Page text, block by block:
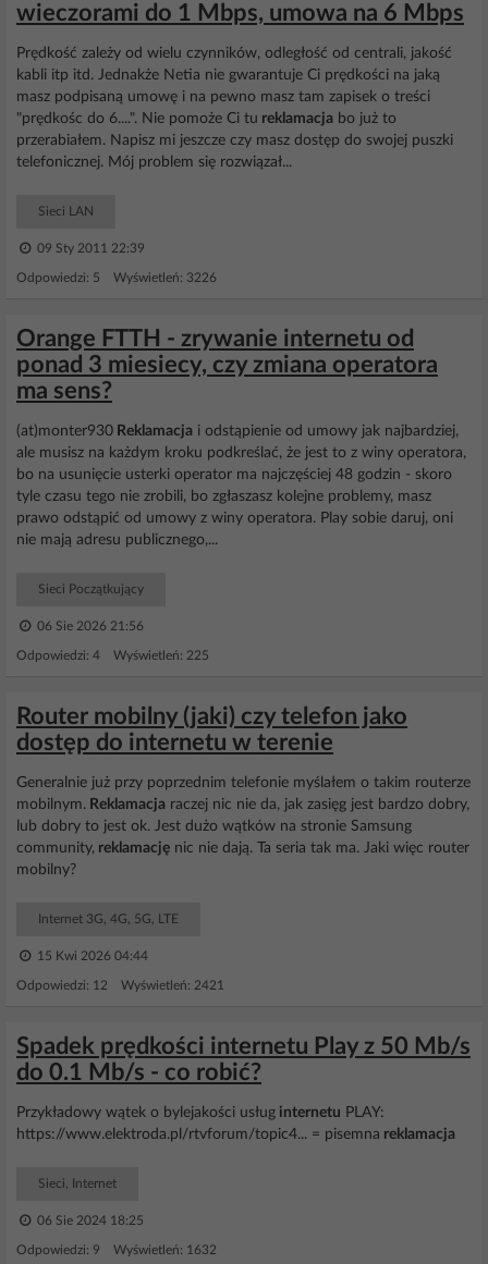
wieczorami do 1 Mbps, umowa na 6 Mbps
Prędkość zależy od wielu czynników, odległość od centrali, jakość
kabli itp itd. Jednakże Netia nie gwarantuje Ci prędkości na jaką
masz podpisaną umowę i na pewno masz tam zapisek o treści
"prędkośc do 6....". Nie pomoże Ci tu reklamacja bo już to
przerabiałem. Napisz mi jeszcze czy masz dostęp do swojej puszki
telefonicznej. Mój problem się rozwiązał...
Sieci LAN
09 Sty 2011 22:39
Odpowiedzi: 5 Wyświetleń: 3226
Orange FTTH - zrywanie internetu od
ponad 3 miesiecy, czy zmiana operatora
ma sens?
(at)monter930 Reklamacja i odstąpienie od umowy jak najbardziej,
ale musisz na każdym kroku podkreślać, że jest to z winy operatora,
bo na usunięcie usterki operator ma najczęściej 48 godzin - skoro
tyle czasu tego nie zrobili, bo zgłaszasz kolejne problemy, masz
prawo odstąpić od umowy z winy operatora. Play sobie daruj, oni
nie mają adresu publicznego,...
Sieci Początkujący
06 Sie 2026 21:56
Odpowiedzi: 4 Wyświetleń: 225
Router mobilny (jaki) czy telefon jako
dostęp do internetu w terenie
Generalnie już przy poprzednim telefonie myślałem o takim routerze
mobilnym. Reklamacja raczej nic nie da, jak zasięg jest bardzo dobry,
lub dobry to jest ok. Jest dużo wątków na stronie Samsung
community, reklamację nic nie dają. Ta seria tak ma. Jaki więc router
mobilny?
Internet 3G, 4G, 5G, LTE
15 Kwi 2026 04:44
Odpowiedzi: 12 Wyświetleń: 2421
Spadek prędkości internetu Play z 50 Mb/s
do 0.1 Mb/s - co robić?
Przykładowy wątek o bylejakości usług internetu PLAY:
https://www.elektroda.pl/rtvforum/topic4... = pisemna reklamacja
Sieci, Internet
06 Sie 2024 18:25
Odpowiedzi: 9 Wyświetleń: 1632